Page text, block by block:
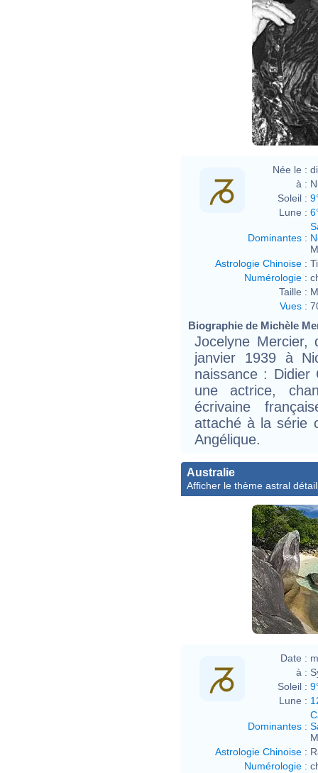
Née le :
à :
Soleil :
Lune :
Dominantes :
Astrologie Chinoise :
Numérologie :
Taille :
Vues :
Biographie de Michèle
Jocelyne Mercier,
janvier 1939 à
naissance : Didier
une actrice,
écrivaine
attaché à la série
Angélique.
Australie
Afficher le thème astral
Date :
à :
Soleil :
Lune :
Dominantes :
Astrologie Chinoise :
Numérologie :